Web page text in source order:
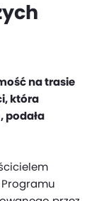
na trasie
która
podała
Programu